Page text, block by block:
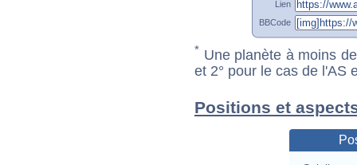
Lien
BBCode
* Une planète à moins
et 2° pour le cas de l'AS
Positions et